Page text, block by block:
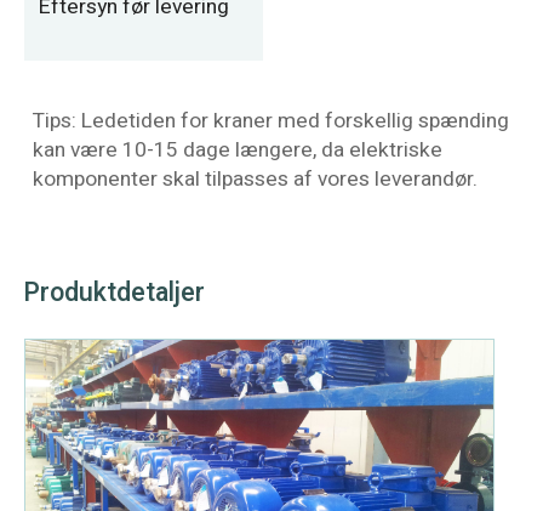
Eftersyn før levering
Tips: Ledetiden for kraner med forskellig spænding
kan være 10-15 dage længere, da elektriske
komponenter skal tilpasses af vores leverandør.
Produktdetaljer